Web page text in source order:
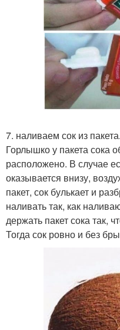
7. наливаем сок из пакета.
Горлышко у пакета сока
расположено. В случае
оказывается внизу,
пакет, сок булькает и
наливать так, как
держать пакет сока так,
Тогда сок ровно и без